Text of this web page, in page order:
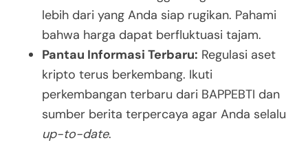
lebih dari yang Anda siap rugikan. Pahami
bahwa harga dapat berfluktuasi tajam.
Pantau Informasi Terbaru: Regulasi aset
kripto terus berkembang. Ikuti
perkembangan terbaru dari BAPPEBTI dan
sumber berita terpercaya agar Anda selalu
up-to-date.